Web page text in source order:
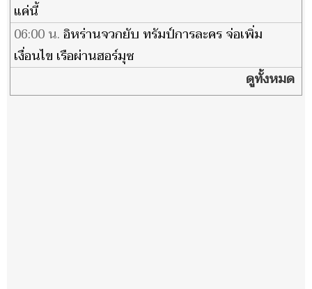
แค่นี้
06:00 น.อิหร่านจวกยับ ทรัมป์การละคร จ่อเพิ่ม
เงื่อนไข เรือผ่านฮอร์มุซ
ดูทั้งหมด